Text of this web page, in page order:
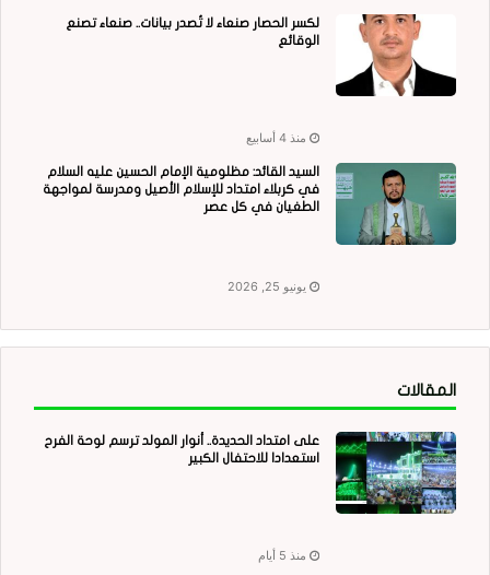
لكسر الحصار صنعاء لا تُصدر بيانات.. صنعاء تصنع
الوقائع
منذ 4 أسابيع
السيد القائد: مظلومية الإمام الحسين عليه السلام
في كربلاء امتداد للإسلام الأصيل ومدرسة لمواجهة
الطغيان في كل عصر
يونيو 25, 2026
المقالات
على امتداد الحديدة.. أنوار المولد ترسم لوحة الفرح
استعدادا للاحتفال الكبير
منذ 5 أيام